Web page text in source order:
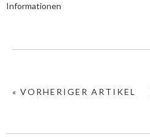
Informationen
« VORHERIGER ARTIKEL